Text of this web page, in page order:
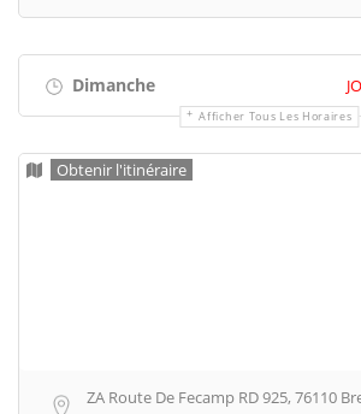
Dimanche
Afficher Tous Les Horaires
Obtenir l'itinéraire
ZA Route De Fecamp RD 925, 76110